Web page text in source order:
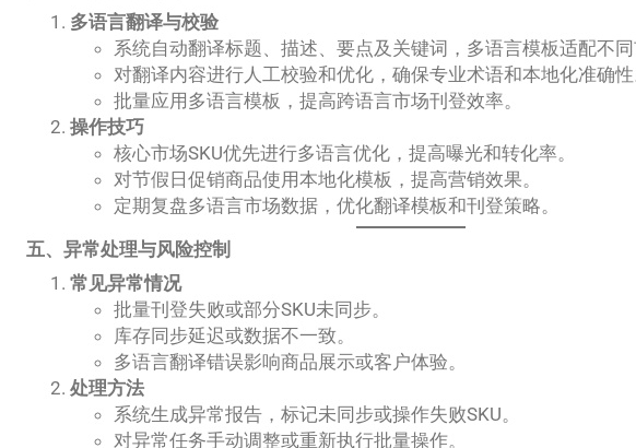
多语言翻译与校验
系统自动翻译标题、描述、要点及关键词，多语言模板适配不同
对翻译内容进行人工校验和优化，确保专业术语和本地化准确性
批量应用多语言模板，提高跨语言市场刊登效率。
操作技巧
核心市场SKU优先进行多语言优化，提高曝光和转化率。
对节假日促销商品使用本地化模板，提高营销效果。
定期复盘多语言市场数据，优化翻译模板和刊登策略。
五、异常处理与风险控制
常见异常情况
批量刊登失败或部分SKU未同步。
库存同步延迟或数据不一致。
多语言翻译错误影响商品展示或客户体验。
处理方法
系统生成异常报告，标记未同步或操作失败SKU。
对异常任务手动调整或重新执行批量操作。